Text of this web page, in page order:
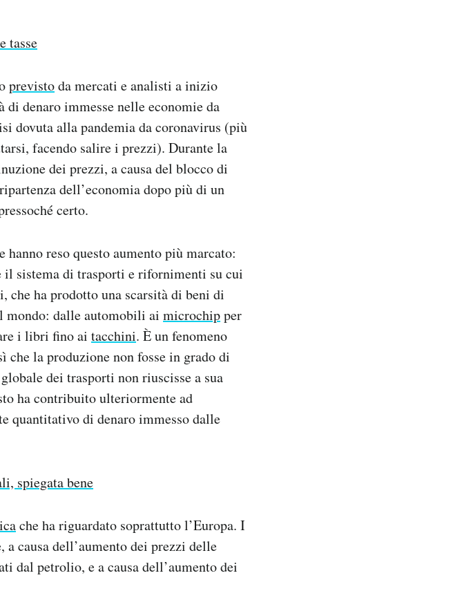
tasse
previstoda mercati e analisti a inizio
denaro immesse nelle economie da
dovuta alla pandemia da coronavirus (più
facendo salire i prezzi). Durante la
dei prezzi, a causa del blocco di
dell’economia dopo più di un
certo.
reso questo aumento più marcato:
sistema di trasporti e rifornimenti su cui
che ha prodotto una scarsità di beni di
mondo: dalle automobili ai microchipper
i libri fino ai tacchini. È un fenomeno
che la produzione non fosse in grado di
dei trasporti non riuscisse a sua
ha contribuito ulteriormente ad
quantitativo di denaro immesso dalle
spiegata bene
che ha riguardato soprattutto l’Europa. I
causa dell’aumento dei prezzi delle
dal petrolio, e a causa dell’aumento dei